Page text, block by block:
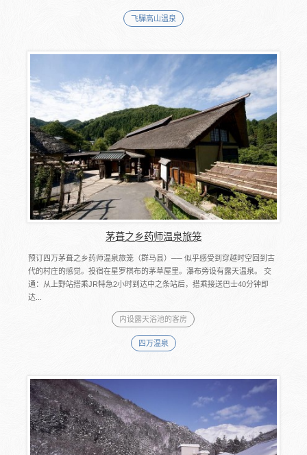
飞驒高山温泉
茅葺之乡药师温泉旅笼
预订四万茅葺之乡药师温泉旅笼（群马县）── 似乎感受到穿越时空回到古
代的村庄的感觉。投宿在星罗棋布的茅草屋里。瀑布旁设有露天温泉。 交
通：从上野站搭乘JR特急2小时到达中之条站后，搭乘接送巴士40分钟即
达...
内设露天浴池的客房
四万温泉